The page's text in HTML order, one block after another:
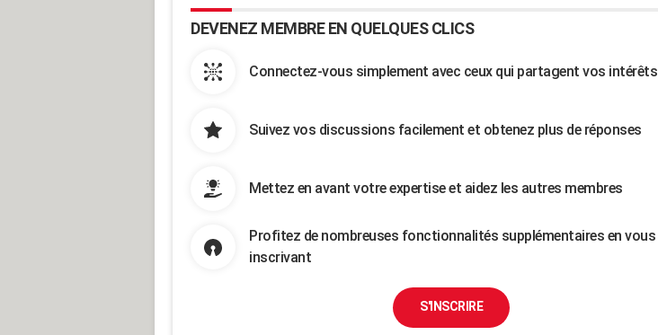
DEVENEZ MEMBRE EN QUELQUES CLICS
Connectez-vous simplement avec ceux qui partagent vos intérêts
Suivez vos discussions facilement et obtenez plus de réponses
Mettez en avant votre expertise et aidez les autres membres
Profitez de nombreuses fonctionnalités supplémentaires en vous
inscrivant
S'INSCRIRE